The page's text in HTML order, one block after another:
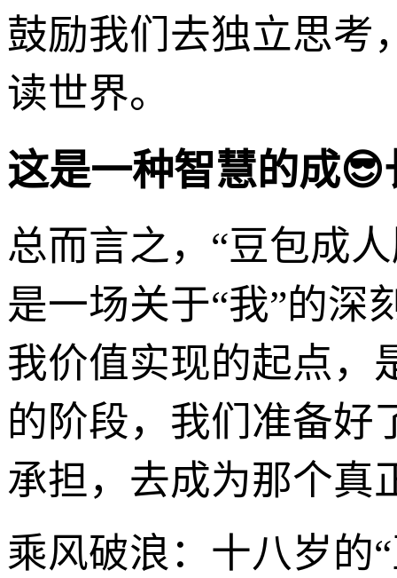
鼓励我们去独立思考
读世界。
这是一种智慧的成
总而言之，“豆包成
是一场关于“我”的深
我价值实现的起点，
的阶段，我们准备好
承担，去成为那个真
乘风破浪：十八岁的